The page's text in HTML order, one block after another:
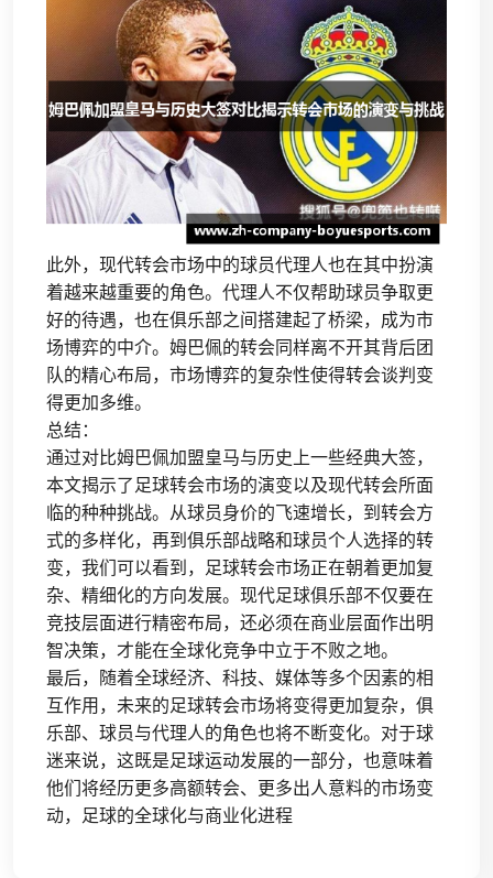
此外，现代转会市场中的球员代理人也在其中扮演
着越来越重要的角色。代理人不仅帮助球员争取更
好的待遇，也在俱乐部之间搭建起了桥梁，成为市
场博弈的中介。姆巴佩的转会同样离不开其背后团
队的精心布局，市场博弈的复杂性使得转会谈判变
得更加多维。
总结：
通过对比姆巴佩加盟皇马与历史上一些经典大签，
本文揭示了足球转会市场的演变以及现代转会所面
临的种种挑战。从球员身价的飞速增长，到转会方
式的多样化，再到俱乐部战略和球员个人选择的转
变，我们可以看到，足球转会市场正在朝着更加复
杂、精细化的方向发展。现代足球俱乐部不仅要在
竞技层面进行精密布局，还必须在商业层面作出明
智决策，才能在全球化竞争中立于不败之地。
最后，随着全球经济、科技、媒体等多个因素的相
互作用，未来的足球转会市场将变得更加复杂，俱
乐部、球员与代理人的角色也将不断变化。对于球
迷来说，这既是足球运动发展的一部分，也意味着
他们将经历更多高额转会、更多出人意料的市场变
动，足球的全球化与商业化进程